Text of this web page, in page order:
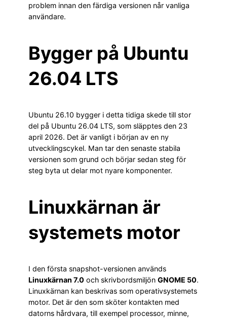
problem innan den färdiga versionen når vanliga
användare.
Bygger på Ubuntu
26.04 LTS
Ubuntu 26.10 bygger i detta tidiga skede till stor
del på Ubuntu 26.04 LTS, som släpptes den 23
april 2026. Det är vanligt i början av en ny
utvecklingscykel. Man tar den senaste stabila
versionen som grund och börjar sedan steg för
steg byta ut delar mot nyare komponenter.
Linuxkärnan är
systemets motor
I den första snapshot-versionen används
Linuxkärnan 7.0 och skrivbordsmiljön GNOME 50.
Linuxkärnan kan beskrivas som operativsystemets
motor. Det är den som sköter kontakten med
datorns hårdvara, till exempel processor, minne,